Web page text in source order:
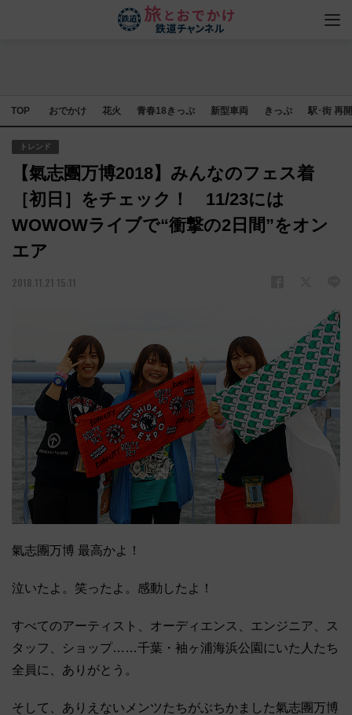
TOP おでかけ 花火 青春18きっぷ 新型車両 きっぷ 駅･街 再
トレンド
【氣志團万博2018】みんなのフェス着
［初日］をチェック！ 11/23には
WOWOWライブで“衝撃の2日間”をオン
エア
2018.11.21 15:11
氣志團万博 最高かよ！
泣いたよ。笑ったよ。感動したよ！
すべてのアーティスト、オーディエンス、エンジニア、ス
タッフ、ショップ……千葉・袖ヶ浦海浜公園にいた人たち
全員に、ありがとう。
そして、ありえないメンツたちがぶちかました氣志團万博